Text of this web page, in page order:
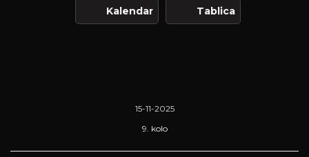
Kalendar Tablica
15-11-2025
9. kolo